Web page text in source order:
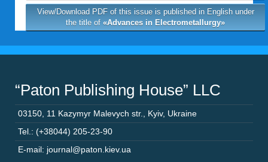
View/Download PDF of this issue is published in English under
the title of «Advances in Electrometallurgy»
“Paton Publishing House” LLC
03150 11 Kazymyr Malevych str. Kyiv, Ukraine
Tel.: (+38044) 205-23-90
E-mail: journal@paton.kiev.ua